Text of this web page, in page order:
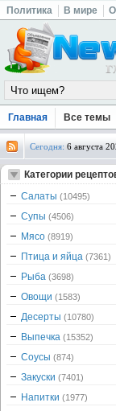
Политика В мире
Главная Все темы
Сегодня: 6 августа
Категории
Салаты (10495)
Супы (4506)
Мясо (8919)
Птица и яйца (7361)
Рыба (3698)
Овощи (1583)
Десерты (10780)
Выпечка (15352)
Соусы (874)
Закуски (7401)
Напитки (1977)